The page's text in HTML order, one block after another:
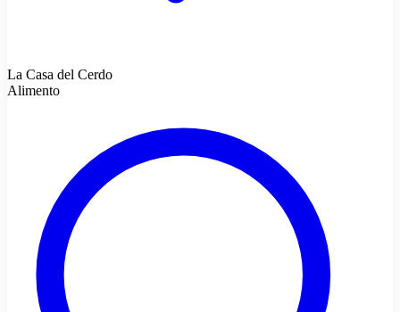
La Casa del Cerdo
Alimento